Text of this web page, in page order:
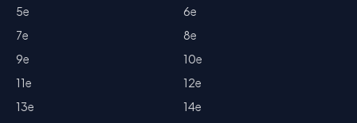
5e
6e
7e
8e
9e
10e
11e
12e
13e
14e